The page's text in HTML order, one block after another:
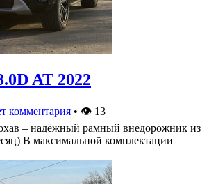
AT 2022
комментария • 👁 13
– надёжный рамный внедорожник из
В максимальной комплектации